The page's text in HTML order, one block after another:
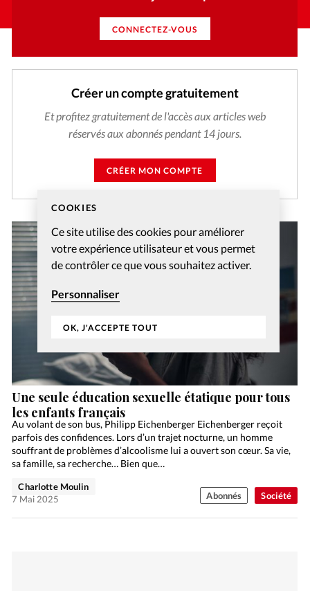
COOKIES
Ce site utilise des cookies pour améliorer
votre expérience utilisateur et vous permet
de contrôler ce que vous souhaitez activer.
Personnaliser
OK, J'ACCEPTE TOUT
CONNECTEZ-VOUS
Créer un compte gratuitement
Et profitez gratuitement de l'accès aux articles web
réservés aux abonnés pendant 14 jours.
CRÉER MON COMPTE
Société
Une seule éducation sexuelle étatique pour tous
les enfants français
Au volant de son bus, Philipp Eichenberger Eichenberger reçoit
parfois des confidences. Lors d’un trajet nocturne, un homme
souffrant de problèmes d’alcoolisme lui a ouvert son cœur. Sa vie,
sa famille, sa recherche… Bien que…
Charlotte Moulin
7 Mai 2025
Abonnés